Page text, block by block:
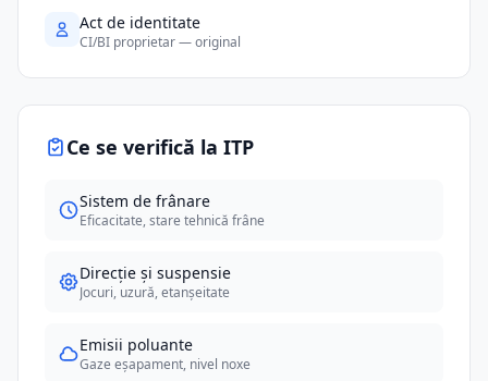
Act de identitate
CI/BI proprietar — original
Ce se verifică la ITP
Sistem de frânare
Eficacitate, stare tehnică frâne
Direcție și suspensie
Jocuri, uzură, etanșeitate
Emisii poluante
Gaze eșapament, nivel noxe